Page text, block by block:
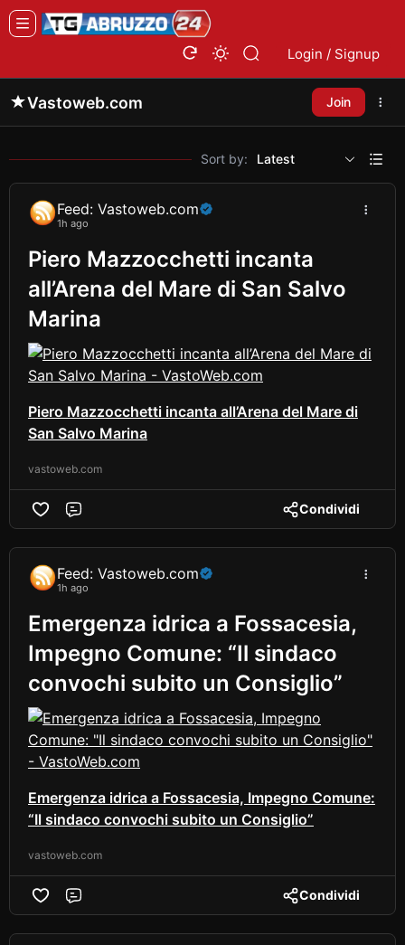
Login / Signup
Vastoweb.com Join
Sort by: Latest
Feed: Vastoweb.com
1h ago
Piero Mazzocchetti incanta
all’Arena del Mare di San Salvo
Marina
Piero Mazzocchetti incanta all’Arena del Mare di
San Salvo Marina
vastoweb.com
Condividi
Feed: Vastoweb.com
1h ago
Emergenza idrica a Fossacesia,
Impegno Comune: “Il sindaco
convochi subito un Consiglio”
Emergenza idrica a Fossacesia, Impegno Comune:
“Il sindaco convochi subito un Consiglio”
vastoweb.com
Condividi